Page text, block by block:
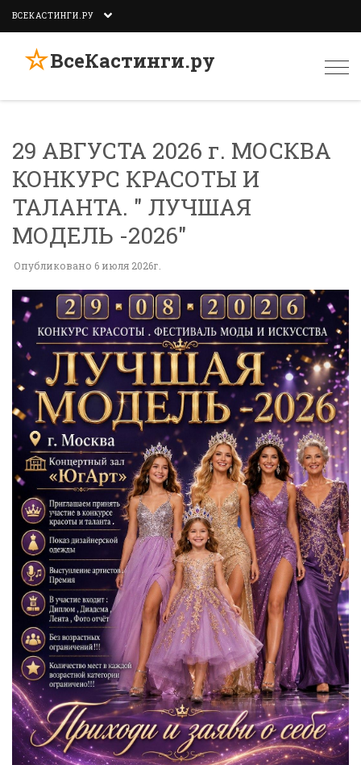
ВСЕКАСТИНГИ.РУ
☆ВсеКастинги.ру
29 АВГУСТА 2026 г. МОСКВА
КОНКУРС КРАСОТЫ И
ТАЛАНТА. " ЛУЧШАЯ
МОДЕЛЬ -2026"
Опубликовано 6 июля 2026г.